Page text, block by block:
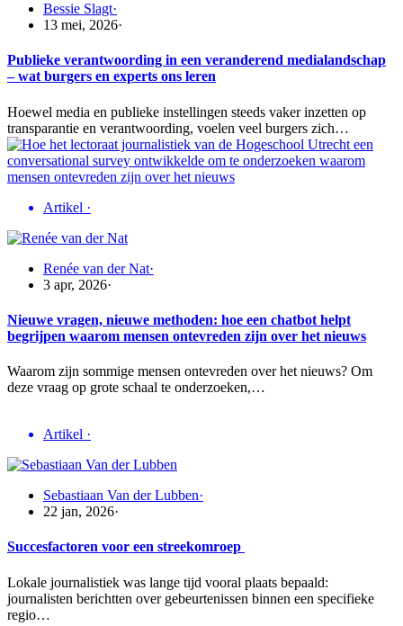
Bessie Slagt·
13 mei, 2026·
Publieke verantwoording in een veranderend medialandschap
– wat burgers en experts ons leren
Hoewel media en publieke instellingen steeds vaker inzetten op
transparantie en verantwoording, voelen veel burgers zich…
Artikel ·
Renée van der Nat·
3 apr, 2026·
Nieuwe vragen, nieuwe methoden: hoe een chatbot helpt
begrijpen waarom mensen ontevreden zijn over het nieuws
Waarom zijn sommige mensen ontevreden over het nieuws? Om
deze vraag op grote schaal te onderzoeken,…
Artikel ·
Sebastiaan Van der Lubben·
22 jan, 2026·
Succesfactoren voor een streekomroep
Lokale journalistiek was lange tijd vooral plaats bepaald:
journalisten berichtten over gebeurtenissen binnen een specifieke
regio…